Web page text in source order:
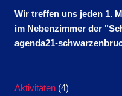
Wir treffen uns jeden 1.
im Nebenzimmer der
agenda21-
Aktivitäten (4)